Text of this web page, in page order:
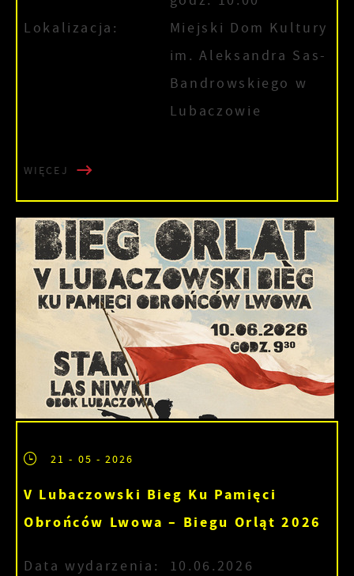
Lokalizacja:
Miejski Dom Kultury
im. Aleksandra Sas-
Bandrowskiego w
Lubaczowie
WIĘCEJ
21 - 05 - 2026
V Lubaczowski Bieg Ku Pamięci
Obrońców Lwowa – Biegu Orląt 2026
Data wydarzenia:
10.06.2026